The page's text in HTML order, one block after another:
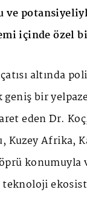
ve
içinde özel
altında
bir
eden Dr.
Kuzey Afrika,
konumuyla